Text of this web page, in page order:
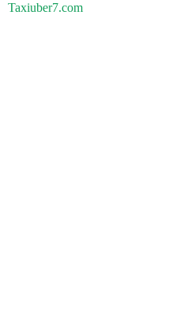
Taxiuber7.com